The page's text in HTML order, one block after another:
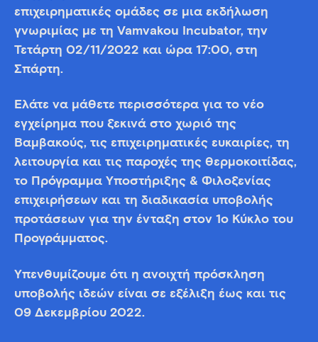
επιχειρηματικές ομάδες σε μια εκδήλωση
γνωριμίας με τη Vamvakou Incubator, την
Τετάρτη 02/11/2022 και ώρα 17:00, στη
Σπάρτη.
Ελάτε να μάθετε περισσότερα για το νέο
εγχείρημα που ξεκινά στο χωριό της
Βαμβακούς, τις επιχειρηματικές ευκαιρίες, τη
λειτουργία και τις παροχές της θερμοκοιτίδας,
το Πρόγραμμα Υποστήριξης & Φιλοξενίας
επιχειρήσεων και τη διαδικασία υποβολής
προτάσεων για την ένταξη στον 1ο Κύκλο του
Προγράμματος.
Υπενθυμίζουμε ότι η ανοιχτή πρόσκληση
υποβολής ιδεών είναι σε εξέλιξη έως και τις
09 Δεκεμβρίου 2022.